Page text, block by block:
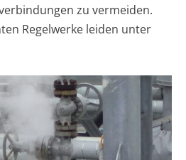
zu vermeiden.
Regelwerke leiden unter